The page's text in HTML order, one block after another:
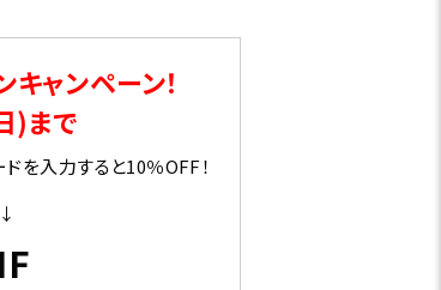
ャンペーン！
)まで
を入力すると10％OFF！